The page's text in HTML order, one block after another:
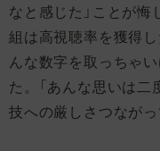
なと感じた」ことが
組は高視聴率を獲得
んな数字を取っちゃ
た。「あんな思いは
技への厳しさつながっ